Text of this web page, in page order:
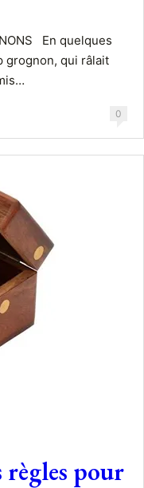
En quelques
grognon, qui râlait
0
règles pour